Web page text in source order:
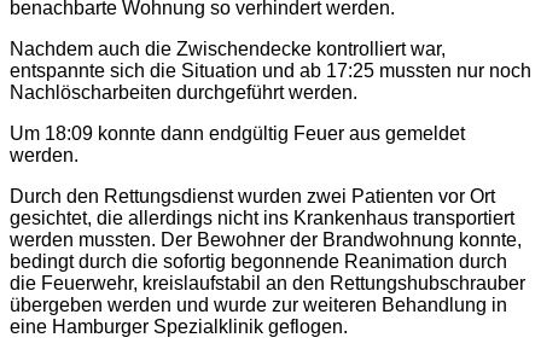
benachbarte Wohnung so verhindert werden.
Nachdem auch die Zwischendecke kontrolliert war,
entspannte sich die Situation und ab 17:25 mussten nur noch
Nachlöscharbeiten durchgeführt werden.
Um 18:09 konnte dann endgültig Feuer aus gemeldet
werden.
Durch den Rettungsdienst wurden zwei Patienten vor Ort
gesichtet, die allerdings nicht ins Krankenhaus transportiert
werden mussten. Der Bewohner der Brandwohnung konnte,
bedingt durch die sofortig begonnende Reanimation durch
die Feuerwehr, kreislaufstabil an den Rettungshubschrauber
übergeben werden und wurde zur weiteren Behandlung in
eine Hamburger Spezialklinik geflogen.